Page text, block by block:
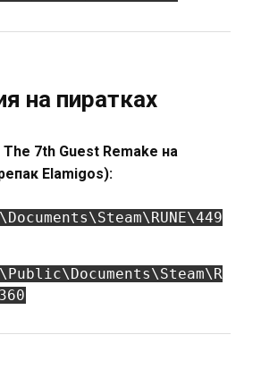
на пиратках
7th Guest Remake на
Elamigos):